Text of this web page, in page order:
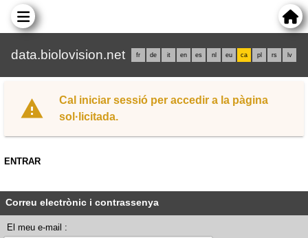
data.biolovision.net fr de it en es nl eu ca pl rs lv
Cal iniciar sessió per accedir a la pàgina
sol·licitada.
ENTRAR
Correu electrònic i contrassenya
El meu e-mail :